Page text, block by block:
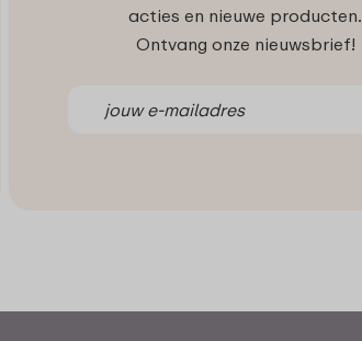
acties en nieuwe producten.
Ontvang onze nieuwsbrief!